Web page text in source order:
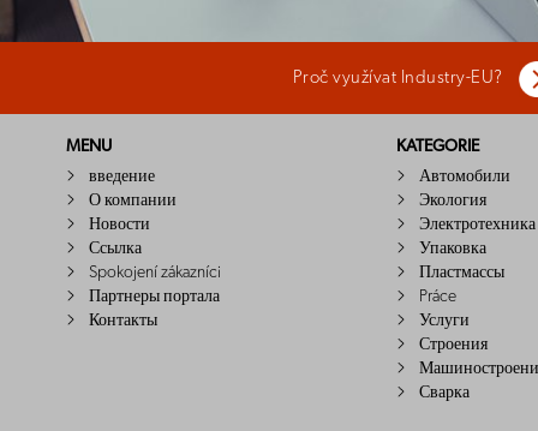
Proč využívat Industry-EU?
MENU
введение
О компании
Новости
Ссылка
Spokojení zákazníci
Партнеры портала
Контакты
KATEGORIE
Автомобили
Экология
Электротехника
Упаковка
Пластмассы
Práce
Услуги
Строения
Сварка